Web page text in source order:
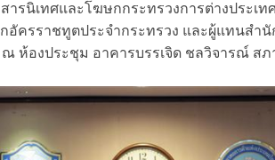
รนิเทศและโฆษกกระทรวงการต่างประเ
อัครราชทูตประจำกระทรวง และผู้แทนสำ
ห้องประชุม อาคารบรรเจิด ชลวิจารณ์ ส